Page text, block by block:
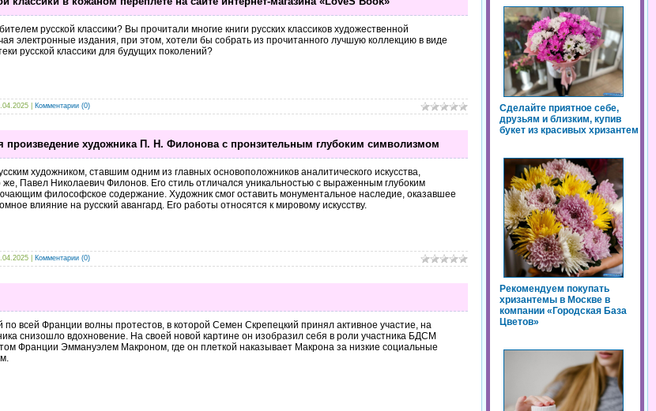
русской классики? Вы прочитали многие книги русских классиков художественной
электронные издания, при этом, хотели бы собрать из прочитанного лучшую коллекцию в виде
русской классики для будущих поколений?
Комментарии (0)
произведение художника П. Н. Филонова с пронзительным глубоким символизмом
художником, ставшим одним из главных основоположников аналитического искусства,
же, Павел Николаевич Филонов. Его стиль отличался уникальностью с выраженным глубоким
философское содержание. Художник смог оставить монументальное наследие, оказавшее
влияние на русский авангард. Его работы относятся к мировому искусству.
Комментарии (0)
всей Франции волны протестов, в которой Семен Скрепецкий принял активное участие, на
снизошло вдохновение. На своей новой картине он изобразил себя в роли участника БДСМ
Франции Эммануэлем Макроном, где он плеткой наказывает Макрона за низкие социальные
Сделайте приятное себе,
друзьям и близким, купив
букет из красивых хризантем
Рекомендуем покупать
хризантемы в Москве в
компании «Городская База
Цветов»